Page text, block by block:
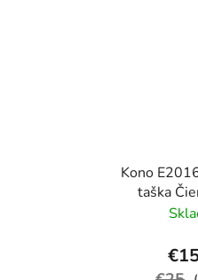
Kono
taška